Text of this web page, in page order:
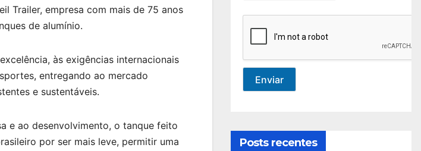
Trailer, empresa com mais de 75 anos
de alumínio.
às exigências internacionais
entregando ao mercado
e sustentáveis.
e ao desenvolvimento, o tanque feito
por ser mais leve, permitir uma
Enviar
Posts recentes